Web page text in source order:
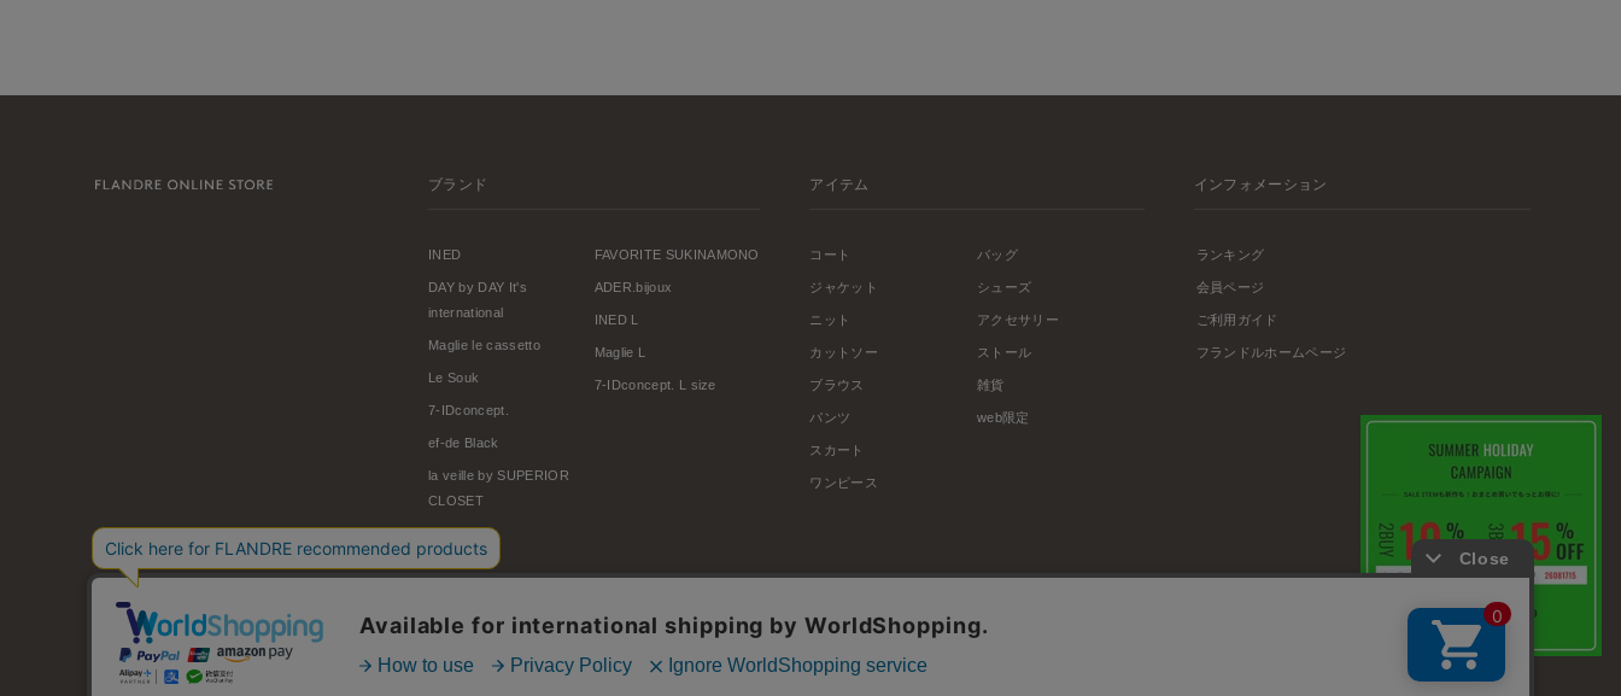
ブランド
INED
DAY by DAY It's
international
Maglie le cassetto
Le Souk
7-IDconcept.
ef-de Black
la veille by SUPERIOR
CLOSET
FAVORITE SUKINAMONO
ADER.bijoux
INED L
Maglie L
7-IDconcept. L size
アイテム
コート
ジャケット
ニット
カットソー
ブラウス
パンツ
スカート
ワンピース
バッグ
シューズ
アクセサリー
ストール
雑貨
web限定
インフォメーション
ランキング
会員ページ
ご利用ガイド
フランドルホームページ
© FLANDRE CO., LTD.